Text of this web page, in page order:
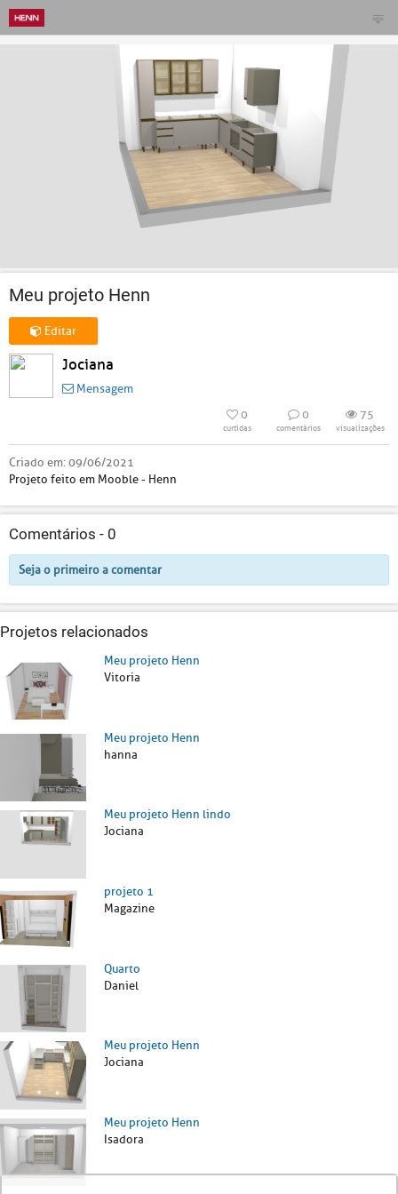
Meu projeto Henn
Editar
Jociana
Mensagem
0
curtidas
0
comentários
75
visualizações
Criado em:09/06/2021
Projeto feito em Mooble - Henn
Comentários - 0
Seja o primeiro a comentar
Projetos relacionados
Meu projeto Henn
Vitoria
Meu projeto Henn
hanna
Meu projeto Henn lindo
Jociana
projeto 1
Magazine
Quarto
Daniel
Meu projeto Henn
Jociana
Meu projeto Henn
Isadora